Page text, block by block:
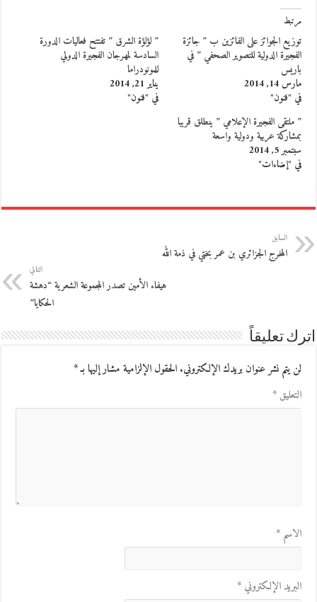
مرتبط
توزيع الجوائز على الفائزين ب ” جائزة
الفجيرة الدولية للتصوير الصحفي ” في
باريس
مارس 14, 2014
في "فنون"
” لؤلؤة الشرق ” تفتتح فعاليات الدورة
السادسة لمهرجان الفجيرة الدولي
للمونودراما
يناير 21, 2014
في "فنون"
” ملتقى الفجيرة الإعلامي ” ينطلق قريبا
بمشاركة عربية ودولية واسعة
سبتمبر 5, 2014
في "إضاءات"
السابق
المخرج الجزائري بن عمر بختي في ذمة الله
التالي
هيفاء الأمين تصدر المجموعة الشعرية “دهشة
الحكايا”
اترك تعليقاً
لن يتم نشر عنوان بريدك الإلكتروني.الحقول الإلزامية مشار إليها بـ*
التعليق*
الاسم*
البريد الإلكتروني*